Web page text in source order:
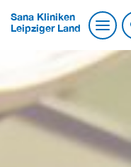
Sana Kliniken
Leipziger Land